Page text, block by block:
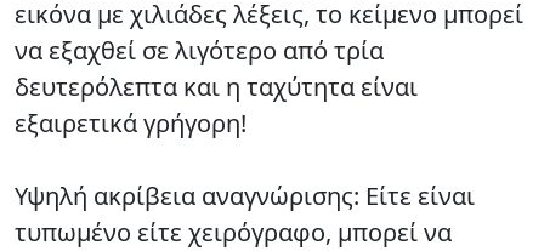
εικόνα με χιλιάδες λέξεις, το κείμενο μπορεί
να εξαχθεί σε λιγότερο από τρία
δευτερόλεπτα και η ταχύτητα είναι
εξαιρετικά γρήγορη!
Υψηλή ακρίβεια αναγνώρισης: Είτε είναι
τυπωμένο είτε χειρόγραφο, μπορεί να